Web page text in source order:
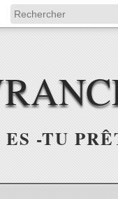
-TU